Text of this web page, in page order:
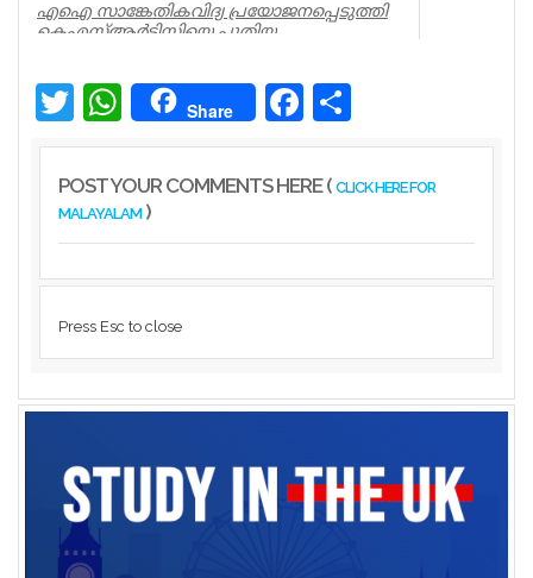
എഐ സാങ്കേതികവിദ്യ പ്രയോജനപ്പെടുത്തി
കെഎസ്ആർടിസിയെ പുതിയ
Kerala Twitter WhatsAppShare Facebook
POST YOUR COMMENTS HERE ( CLICK HERE FOR
MALAYALAM)
Press Esc to close